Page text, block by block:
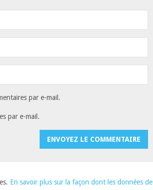
par e-mail.
par e-mail.
En savoir plus sur la façon dont les données de